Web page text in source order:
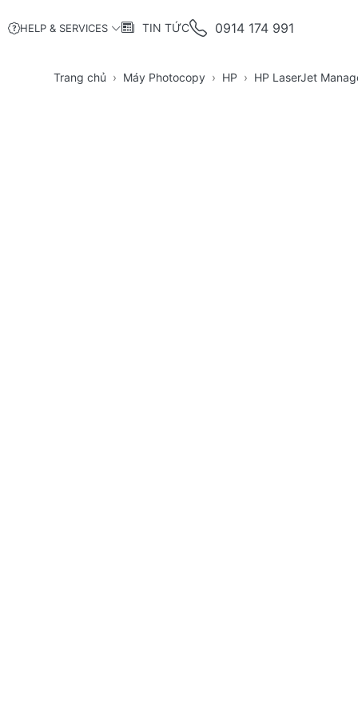
HELP & SERVICES TIN TỨC 0914 174 991
Trang chủ Máy Photocopy HP HP LaserJet